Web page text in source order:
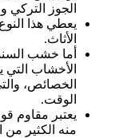
الجوز
يعطي هذا
الأثاث.
أما خشب
الأخشاب التي
الخصائص،
الوقت.
يعتبر مقاوم
منه الكثير من